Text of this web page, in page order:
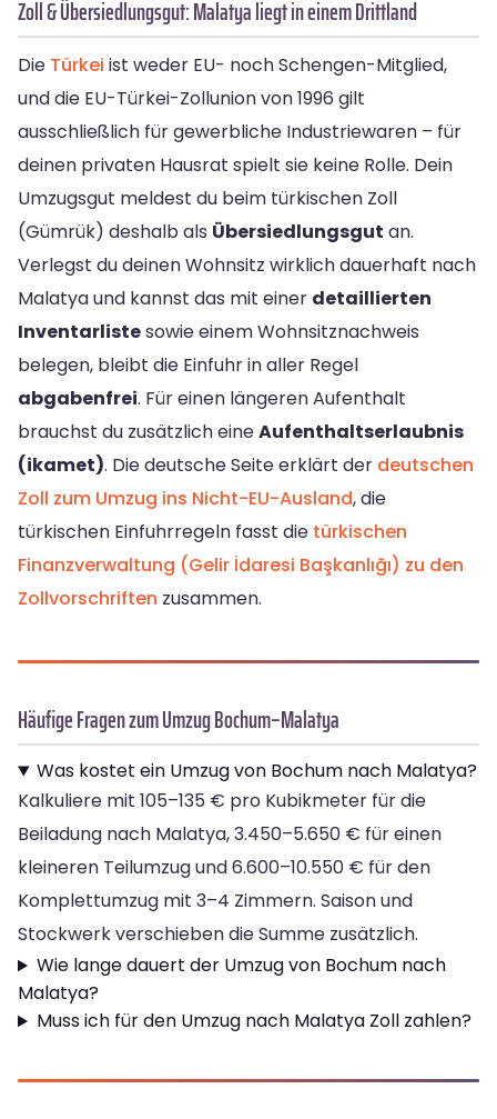
Zoll & Übersiedlungsgut: Malatya liegt in einem Drittland
Die Türkei ist weder EU- noch Schengen-Mitglied,
und die EU-Türkei-Zollunion von 1996 gilt
ausschließlich für gewerbliche Industriewaren – für
deinen privaten Hausrat spielt sie keine Rolle. Dein
Umzugsgut meldest du beim türkischen Zoll
(Gümrük) deshalb als Übersiedlungsgut an.
Verlegst du deinen Wohnsitz wirklich dauerhaft nach
Malatya und kannst das mit einer detaillierten
Inventarlistesowie einem Wohnsitznachweis
belegen, bleibt die Einfuhr in aller Regel
abgabenfrei. Für einen längeren Aufenthalt
brauchst du zusätzlich eineAufenthaltserlaubnis
(ikamet). Die deutsche Seite erklärt der deutschen
Zoll zum Umzug ins Nicht-EU-Ausland, die
türkischen Einfuhrregeln fasst die türkischen
Finanzverwaltung (Gelir İdaresi Başkanlığı) zu den
Zollvorschriften zusammen.
Häufige Fragen zum Umzug Bochum–Malatya
Was kostet ein Umzug von Bochum nach Malatya?
Kalkuliere mit 105–135 € pro Kubikmeter für die
Beiladung nach Malatya, 3.450–5.650 € für einen
kleineren Teilumzug und 6.600–10.550 € für den
Komplettumzug mit 3–4 Zimmern. Saison und
Stockwerk verschieben die Summe zusätzlich.
Wie lange dauert der Umzug von Bochum nach
Malatya?
Muss ich für den Umzug nach Malatya Zoll zahlen?